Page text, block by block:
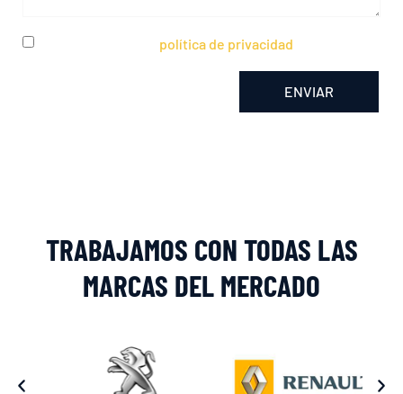
política de privacidad
ENVIAR
TRABAJAMOS CON TODAS LAS
MARCAS DEL MERCADO